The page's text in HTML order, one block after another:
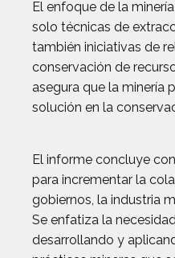
El enfoque de la
solo técnicas de
también iniciativas de
conservación de
asegura que la minería
solución en la
El informe concluye
para incrementar la
gobiernos, la industria
Se enfatiza la
desarrollando y